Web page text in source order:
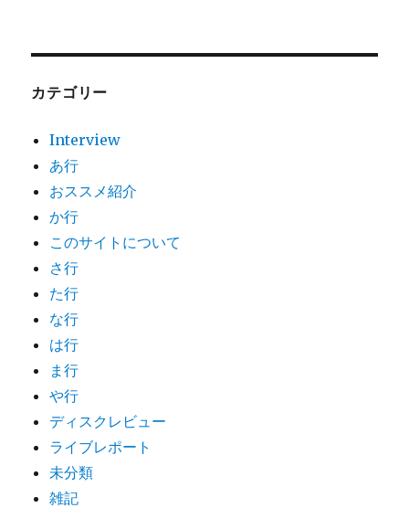
カテゴリー
Interview
あ行
おススメ紹介
か行
このサイトについて
さ行
た行
な行
は行
ま行
や行
ディスクレビュー
ライブレポート
未分類
雑記